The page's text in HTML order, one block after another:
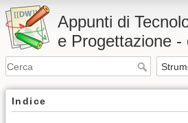
Appunti di
e Progettazione -
Indice